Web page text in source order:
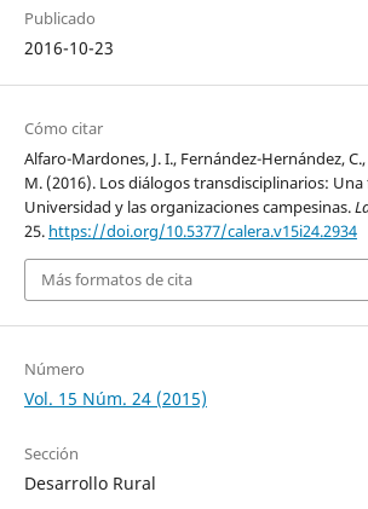
Publicado
2016-10-23
Cómo citar
Alfaro-Mardones, J. I., Fernández-Hernández,
M. (2016). Los diálogos transdisciplinarios:
Universidad y las organizaciones campesinas.
25. https://doi.org/10.5377/calera.v15i24.2934
Más formatos de cita
Número
Vol. 15 Núm. 24 (2015)
Sección
Desarrollo Rural